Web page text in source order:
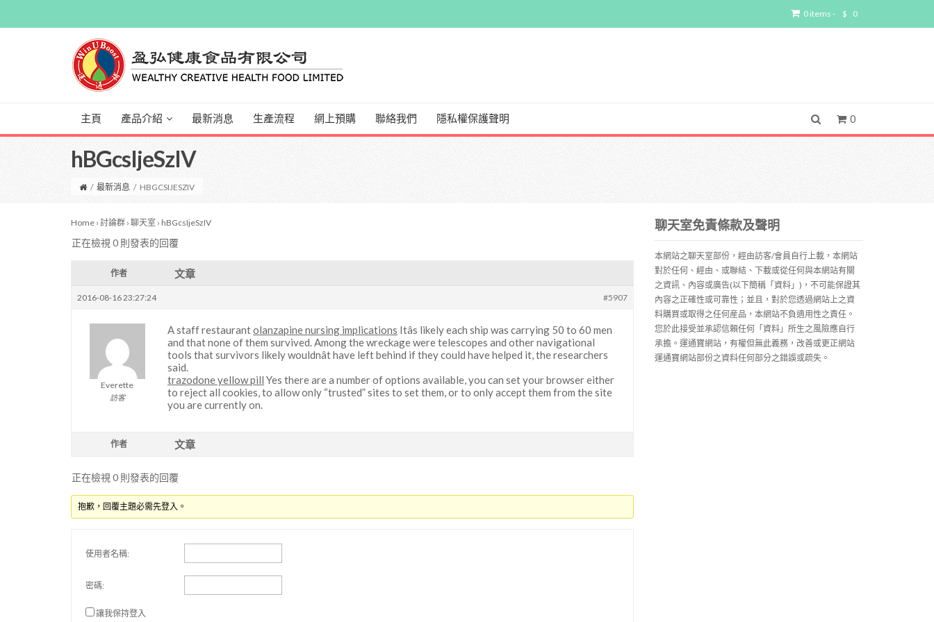
0 items - $ 0
主頁 產品介紹 最新消息 生產流程 網上預購 聯絡我們 隱私權保護聲明 0
hBGcsIjeSzIV
/ 最新消息 / HBGCSIJESZIV
Home › 討論群 › 聊天室 › hBGcsIjeSzIV
正在檢視 0 則發表的回覆
作者 文章
2016-08-16 23:27:24 #5907
Everette
訪客
A staff restaurantolanzapine nursing implications Itâs likely each ship was carrying 50 to 60 men
and that none of them survived. Among the wreckage were telescopes and other navigational
tools that survivors likely wouldnât have left behind if they could have helped it, the researchers
said.
trazodone yellow pill Yes there are a number of options available, you can set your browser either
to reject all cookies, to allow only “trusted” sites to set them, or to only accept them from the site
you are currently on.
作者 文章
正在檢視 0 則發表的回覆
抱歉，回覆主題必需先登入。
使用者名稱:
密碼:
讓我保持登入
聊天室免責條款及聲明
本網站之聊天室部份，經由訪客/會員自行上載，本網站
對於任何、經由、或聯結、下載或從任何與本網站有關
之資訊、內容或廣告(以下簡稱「資料」)，不可能保證其
內容之正確性或可靠性；並且，對於您透過網站上之資
料購買或取得之任何産品，本網站不負適用性之責任。
您於此接受並承認信賴任何「資料」所生之風險應自行
承擔。運通寶網站，有權但無此義務，改善或更正網站
運通寶網站部份之資料任何部分之錯誤或疏失。